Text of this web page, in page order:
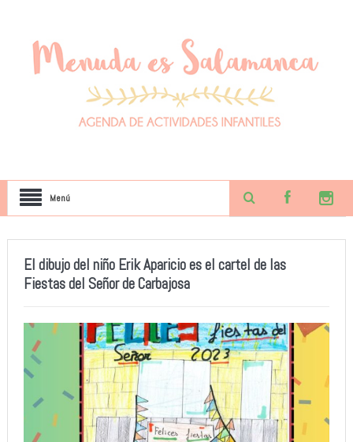
Menú
El dibujo del niño Erik Aparicio es el cartel de las
Fiestas del Señor de Carbajosa